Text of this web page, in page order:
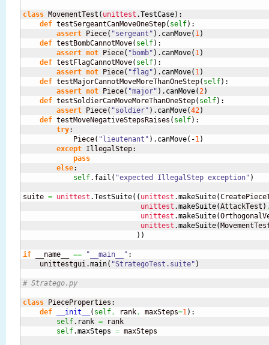
class MovementTest ( unittest .TestCase) :
def testSergeantCanMoveOneStep( self) :
assert Piece( "sergeant" ) . canMove( 1)
def testBombCannotMove( self) :
assert not Piece( "bomb" ) . canMove( 1)
def testFlagCannotMove( self) :
assert not Piece( "flag" ) . canMove( 1)
def testMajorCannotMoveMoreThanOneStep( self) :
assert not Piece( "major" ) . canMove(2)
def testSoldierCanMoveMoreThanOneStep( self) :
assert Piece( "soldier" ) . canMove(42)
def testMoveNegativeStepsRaises ( self) :
try:
            Piece
( "lieutenant" ) . canMove( -1)
except IllegalStep:
pass
else:
self. fail ( "expected IllegalStep exception" )
suite = unittest .TestSuite( ( unittest .makeSuite(
unittest .makeSuite(AttackTest )
unittest .makeSuite(
unittest .makeSuite(
) )
if __name__ == "__main__" :
    unittestgui.
main( "StrategoTest.suite" )
# Stratego.py
class PieceProperties:
def
__init__ ( self, rank, maxSteps=1) :
self. rank = rank
self.maxSteps = maxSteps